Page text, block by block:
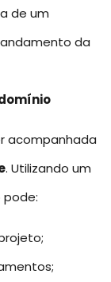
de um
da
acompanhada
. Utilizando um
pode: